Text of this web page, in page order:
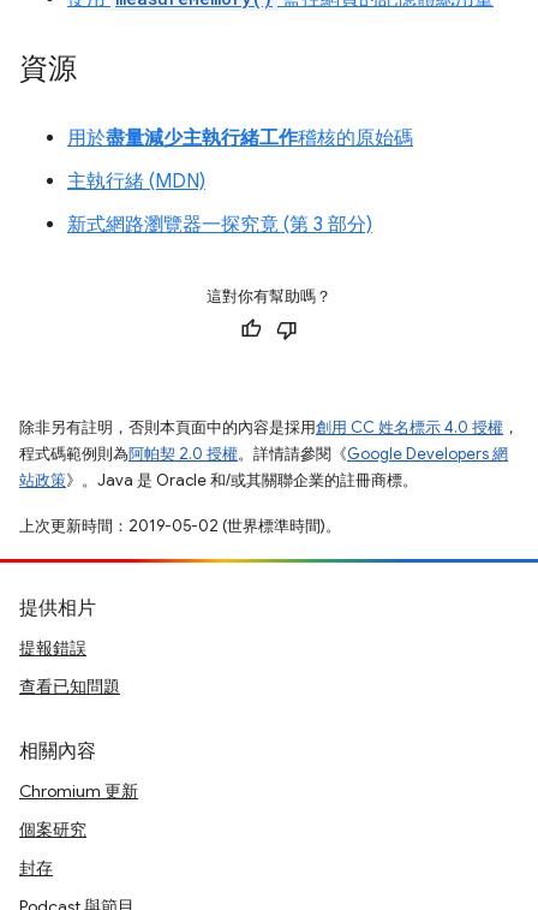
資源
用於盡量減少主執行緒工作稽核的原始碼
主執行緒 (MDN)
新式網路瀏覽器一探究竟 (第 3 部分)
這對你有幫助嗎？
除非另有註明，否則本頁面中的內容是採用創用 CC 姓名標示 4.0 授權 ，
程式碼範例則為阿帕契 2.0 授權。詳情請參閱《Google Developers 網
站政策》。Java 是 Oracle 和/或其關聯企業的註冊商標。
上次更新時間：2019-05-02 (世界標準時間)。
提供相片
提報錯誤
查看已知問題
相關內容
Chromium 更新
個案研究
封存